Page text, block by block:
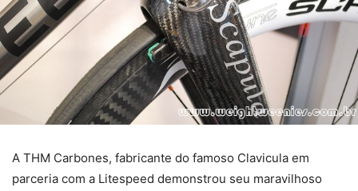
A THM Carbones, fabricante do famoso Clavicula em
parceria com a Litespeed demonstrou seu maravilhoso